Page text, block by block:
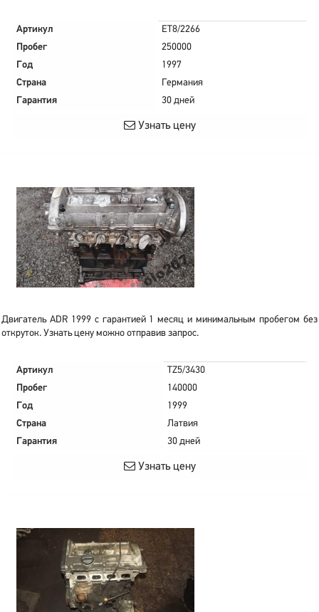
Артикул
ET8/2266
Пробег
250000
Год
1997
Страна
Германия
Гарантия
30 дней
Узнать цену
Двигатель ADR 1999 с гарантией 1 месяц и минимальным пробегом без
откруток. Узнать цену можно отправив запрос.
Артикул
TZ5/3430
Пробег
140000
Год
1999
Страна
Латвия
Гарантия
30 дней
Узнать цену